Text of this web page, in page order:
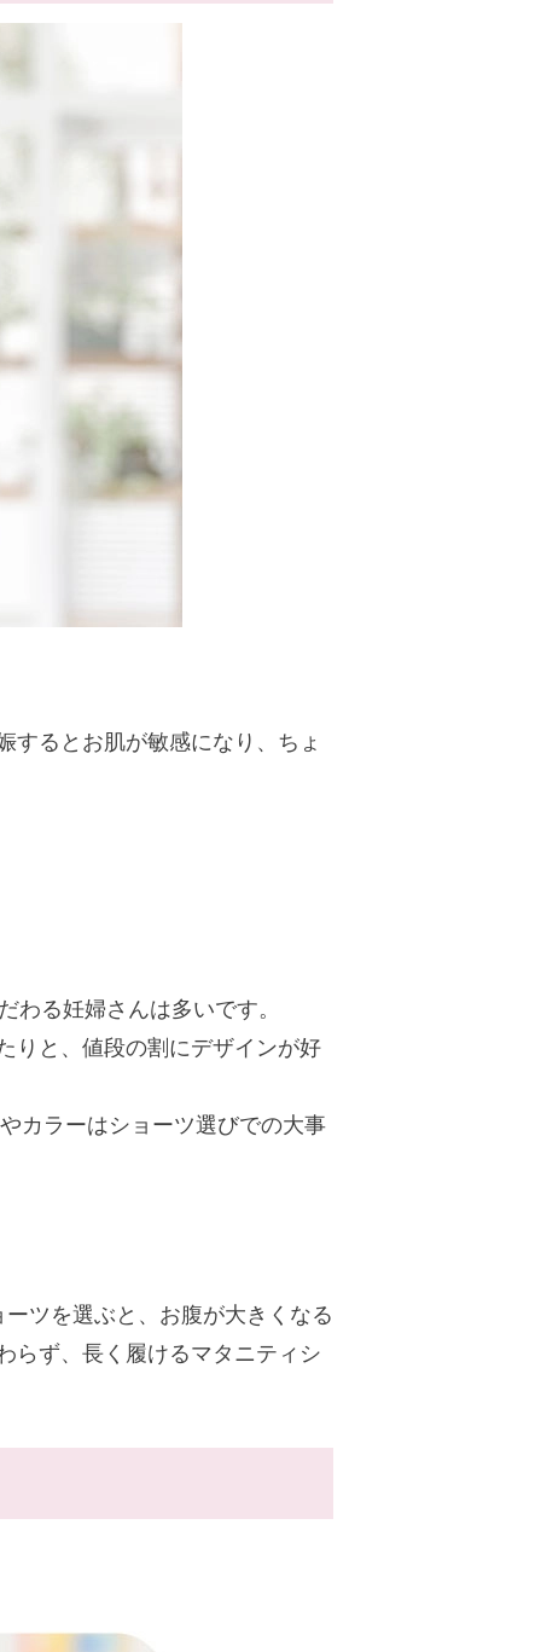
るとお肌が敏感になり、ちょ
る妊婦さんは多いです。
りと、値段の割にデザインが好
カラーはショーツ選びでの大事
ツを選ぶと、お腹が大きくなる
らず、長く履けるマタニティシ